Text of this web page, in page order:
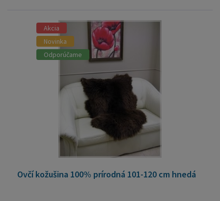
Akcia
Novinka
Odporúčame
Ovčí kožušina 100% prírodná 101-120 cm hnedá